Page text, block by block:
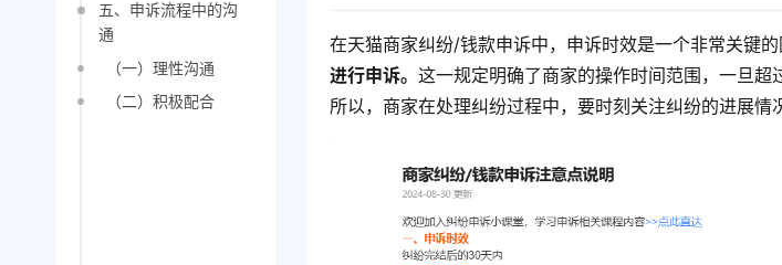
五、申诉流程中的沟
通
（一）理性沟通
（二）积极配合
在天猫商家纠纷/钱款申诉中，申诉时效是一个非常关键
进行申诉。这一规定明确了商家的操作时间范围，一旦超
所以，商家在处理纠纷过程中，要时刻关注纠纷的进展情